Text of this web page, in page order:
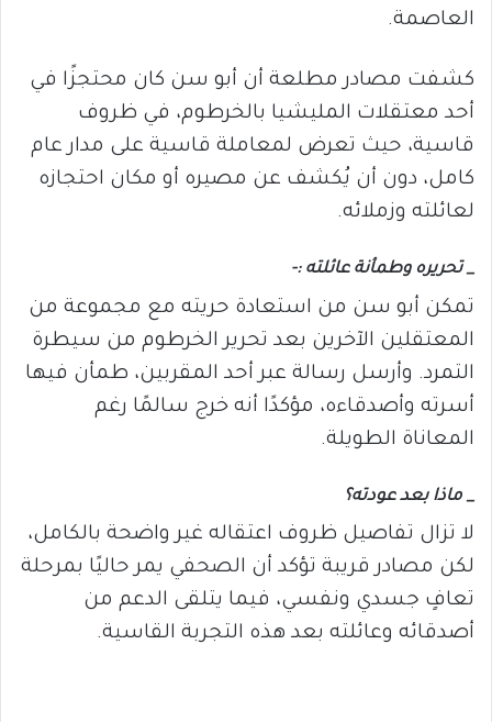
العاصمة.
كشفت مصادر مطلعة أن أبو سن كان محتجزًا في
أحد معتقلات المليشيا بالخرطوم، في ظروف
قاسية، حيث تعرض لمعاملة قاسية على مدار عام
كامل، دون أن يُكشف عن مصيره أو مكان احتجازه
لعائلته وزملائه.
_ تحريره وطمأنة عائلته :-
تمكن أبو سن من استعادة حريته مع مجموعة من
المعتقلين الآخرين بعد تحرير الخرطوم من سيطرة
التمرد. وأرسل رسالة عبر أحد المقربين، طمأن فيها
أسرته وأصدقاءه، مؤكدًا أنه خرج سالمًا رغم
المعاناة الطويلة.
_ ماذا بعد عودته؟
لا تزال تفاصيل ظروف اعتقاله غير واضحة بالكامل،
لكن مصادر قريبة تؤكد أن الصحفي يمر حاليًا بمرحلة
تعافٍ جسدي ونفسي، فيما يتلقى الدعم من
أصدقائه وعائلته بعد هذه التجربة القاسية.